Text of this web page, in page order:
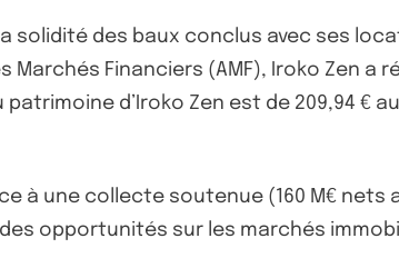
solidité des baux conclus avec ses
Financiers (AMF), Iroko Zen a
d’Iroko Zen est de 209,94 € au
à une collecte soutenue (160 M€ nets
opportunités sur les marchés